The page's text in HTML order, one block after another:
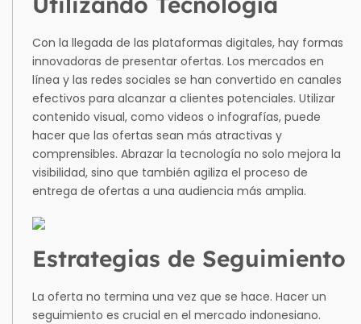
Con la llegada de las plataformas digitales, hay formas
innovadoras de presentar ofertas. Los mercados en
línea y las redes sociales se han convertido en canales
efectivos para alcanzar a clientes potenciales. Utilizar
contenido visual, como videos o infografías, puede
hacer que las ofertas sean más atractivas y
comprensibles. Abrazar la tecnología no solo mejora la
visibilidad, sino que también agiliza el proceso de
entrega de ofertas a una audiencia más amplia.
Estrategias de Seguimiento
La oferta no termina una vez que se hace. Hacer un
seguimiento es crucial en el mercado indonesiano.